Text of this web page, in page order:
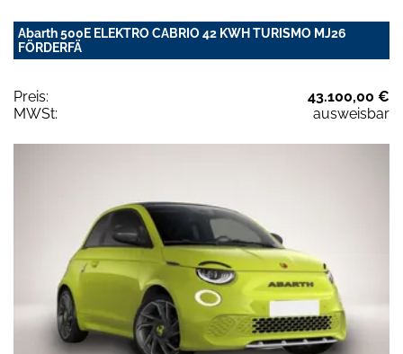
Abarth 500E ELEKTRO CABRIO 42 KWH TURISMO MJ26
FÖRDERFÄ
Preis:
43.100,00 €
MWSt:
ausweisbar